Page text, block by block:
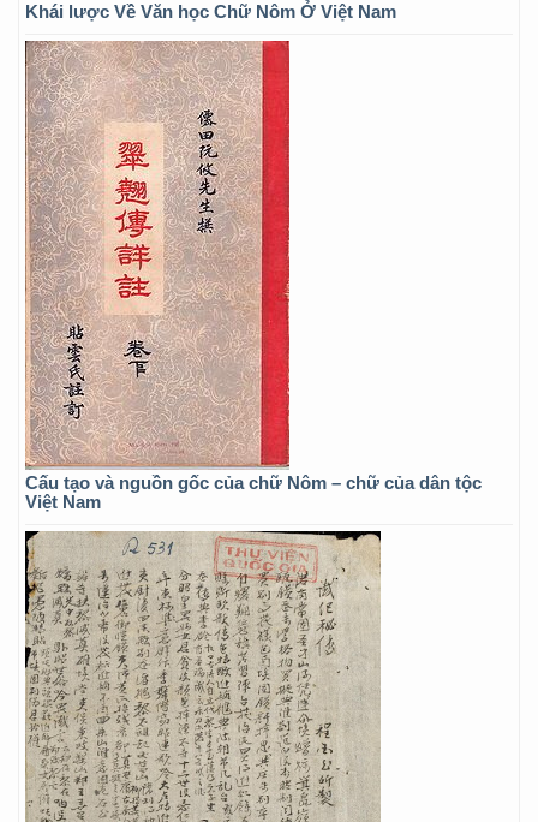
Khái lược Về Văn học Chữ Nôm Ở Việt Nam
Cấu tạo và nguồn gốc của chữ Nôm – chữ của dân tộc
Việt Nam